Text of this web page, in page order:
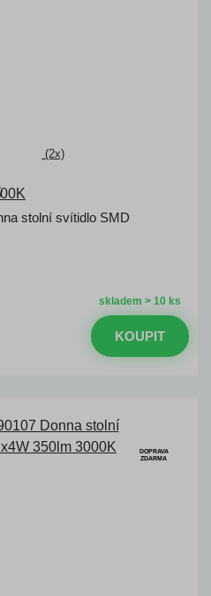
(2x)
stolní svítidlo SMD
skladem > 10 ks
KOUPIT
DOPRAVA
ZDARMA